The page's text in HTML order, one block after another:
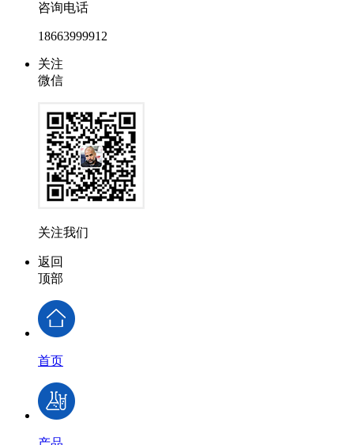
咨询电话
18663999912
关注
微信
关注我们
返回
顶部
首页